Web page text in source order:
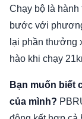
Chạy bộ là
bước với
lại phần thưởng
hào khi chạy
Bạn muốn biết
của mình?